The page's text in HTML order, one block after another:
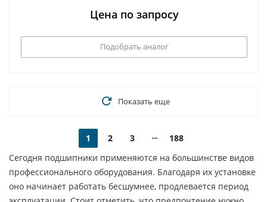
Цена по запросу
Подобрать аналог
Показать еще
1 2 3
188
Сегодня подшипники применяются на большинстве видов
профессионального оборудования. Благодаря их установке
оно начинает работать бесшумнее, продлевается период